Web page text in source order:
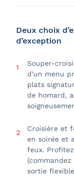
Deux choix
d’exception
Souper-
d'un menu
plats
de homard,
Croisière et
en soirée et
feux.
(commandez
sortie